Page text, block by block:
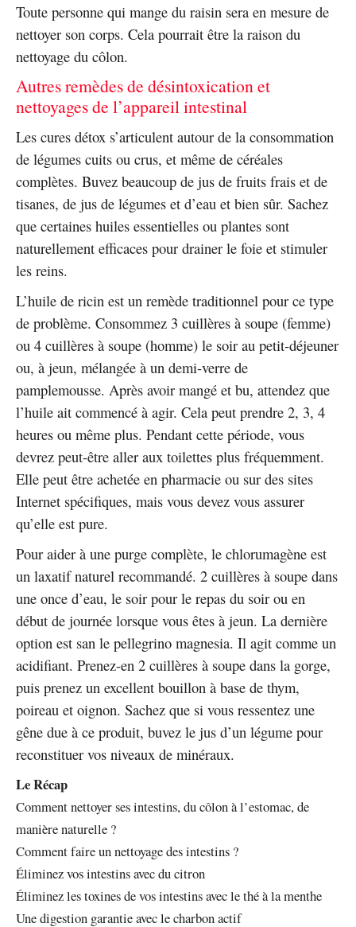
Toute personne qui mange du raisin sera en mesure de
nettoyer son corps. Cela pourrait être la raison du
nettoyage du côlon.
Autres remèdes de désintoxication et
nettoyages de l’appareil intestinal
Les cures détox s’articulent autour de la consommation
de légumes cuits ou crus, et même de céréales
complètes. Buvez beaucoup de jus de fruits frais et de
tisanes, de jus de légumes et d’eau et bien sûr. Sachez
que certaines huiles essentielles ou plantes sont
naturellement efficaces pour drainer le foie et stimuler
les reins.
L’huile de ricin est un remède traditionnel pour ce type
de problème. Consommez 3 cuillères à soupe (femme)
ou 4 cuillères à soupe (homme) le soir au petit-déjeuner
ou, à jeun, mélangée à un demi-verre de
pamplemousse. Après avoir mangé et bu, attendez que
l’huile ait commencé à agir. Cela peut prendre 2, 3, 4
heures ou même plus. Pendant cette période, vous
devrez peut-être aller aux toilettes plus fréquemment.
Elle peut être achetée en pharmacie ou sur des sites
Internet spécifiques, mais vous devez vous assurer
qu’elle est pure.
Pour aider à une purge complète, le chlorumagène est
un laxatif naturel recommandé. 2 cuillères à soupe dans
une once d’eau, le soir pour le repas du soir ou en
début de journée lorsque vous êtes à jeun. La dernière
option est san le pellegrino magnesia. Il agit comme un
acidifiant. Prenez-en 2 cuillères à soupe dans la gorge,
puis prenez un excellent bouillon à base de thym,
poireau et oignon. Sachez que si vous ressentez une
gêne due à ce produit, buvez le jus d’un légume pour
reconstituer vos niveaux de minéraux.
Le Récap
Comment nettoyer ses intestins, du côlon à l’estomac, de
manière naturelle ?
Comment faire un nettoyage des intestins ?
Éliminez vos intestins avec du citron
Éliminez les toxines de vos intestins avec le thé à la menthe
Une digestion garantie avec le charbon actif